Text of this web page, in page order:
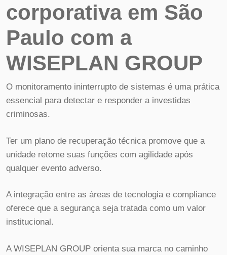
corporativa em São
Paulo com a
WISEPLAN GROUP
O monitoramento ininterrupto de sistemas é uma prática
essencial para detectar e responder a investidas
criminosas.
Ter um plano de recuperação técnica promove que a
unidade retome suas funções com agilidade após
qualquer evento adverso.
A integração entre as áreas de tecnologia e compliance
oferece que a segurança seja tratada como um valor
institucional.
A WISEPLAN GROUP orienta sua marca no caminho